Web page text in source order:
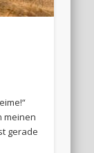
meinen
gerade